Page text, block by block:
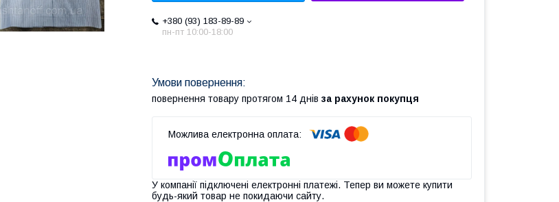
+380 (93) 183-89-89
пн-пт 10:00-18:00
повернення товару протягом 14 днів за рахунок покупця
У компанії підключені електронні платежі. Тепер ви можете купити
будь-який товар не покидаючи сайту.